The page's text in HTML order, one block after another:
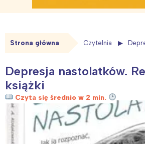
Strona główna Czytelnia
Depresja nastolatków.
książki
Czyta się średnio w 2 min.